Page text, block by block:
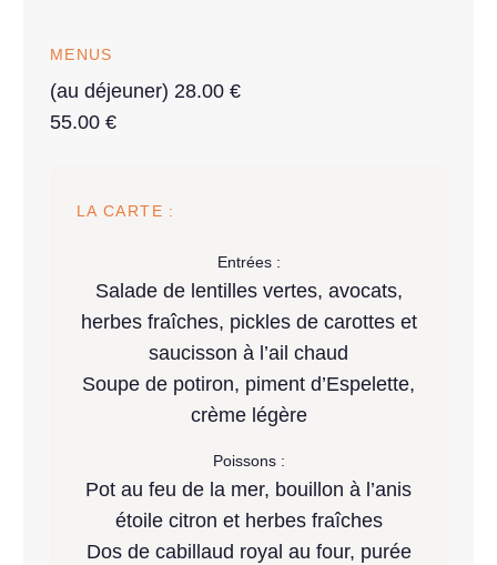
MENUS
(au déjeuner) 28.00 €
55.00 €
LA CARTE :
Entrées :
Salade de lentilles vertes, avocats,
herbes fraîches, pickles de carottes et
saucisson à l’ail chaud
Soupe de potiron, piment d’Espelette,
crème légère
Poissons :
Pot au feu de la mer, bouillon à l’anis
étoile citron et herbes fraîches
Dos de cabillaud royal au four, purée